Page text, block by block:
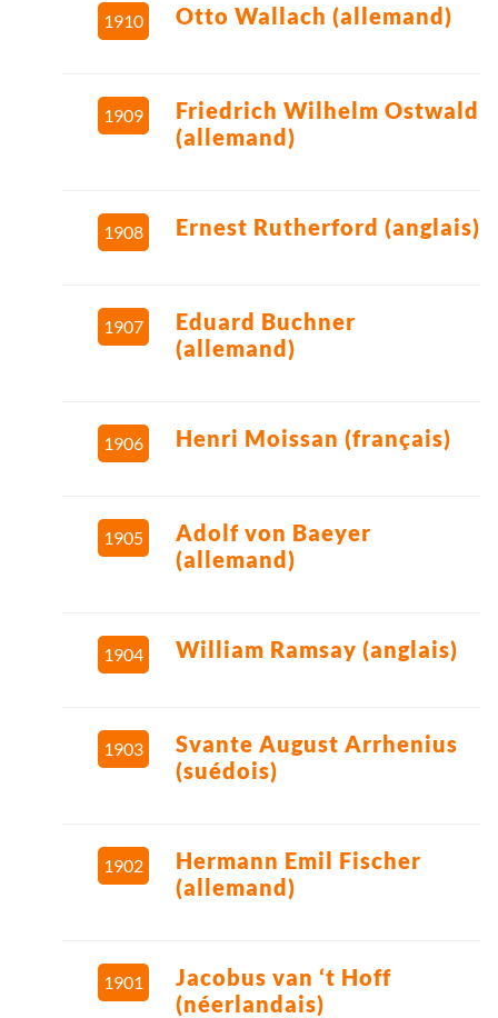
1910 Otto Wallach (allemand)
1909
Friedrich Wilhelm Ostwald
(allemand)
1908 Ernest Rutherford (anglais)
1907
Eduard Buchner
(allemand)
1906 Henri Moissan (français)
1905
Adolf von Baeyer
(allemand)
1904 William Ramsay (anglais)
1903
Svante August Arrhenius
(suédois)
1902
Hermann Emil Fischer
(allemand)
1901
Jacobus van ‘t Hoff
(néerlandais)